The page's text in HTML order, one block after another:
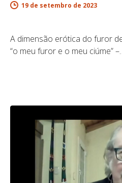
19 de setembro de 2023
A dimensão erótica do furor
“o meu furor e o meu ciúme”